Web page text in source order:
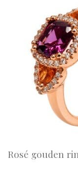
Rosé gouden